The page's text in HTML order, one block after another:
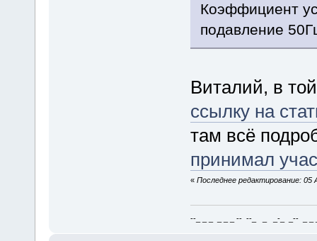
Коэффициент
подавление
Виталий, в
ссылку на
там всё
принимал
« Последнее редактирование: 05
--_ _ _ _ _ _ -- --_ _ _-_ _-- _ _